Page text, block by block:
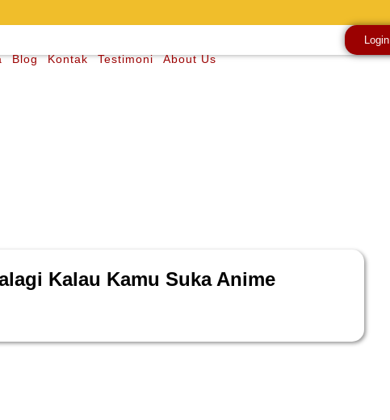
Blog Kontak Testimoni About Us
Login
Kalau Kamu Suka Anime